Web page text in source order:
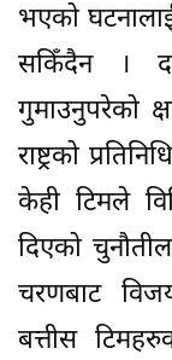
भएको
सकिँदैन ।
गुमाउनुपरेको
राष्ट्रको
केही टिमले
दिएको
चरणबाट
बत्तीस